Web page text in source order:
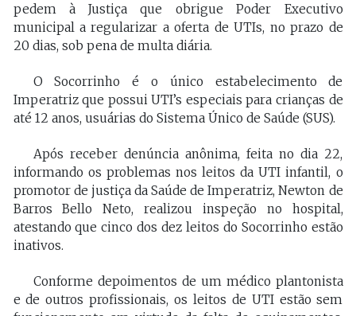
pedem à Justiça que obrigue Poder Executivo
municipal a regularizar a oferta de UTIs, no prazo de
20 dias, sob pena de multa diária.
O Socorrinho é o único estabelecimento de
Imperatriz que possui UTI’s especiais para crianças de
até 12 anos, usuárias do Sistema Único de Saúde (SUS).
Após receber denúncia anônima, feita no dia 22,
informando os problemas nos leitos da UTI infantil, o
promotor de justiça da Saúde de Imperatriz, Newton de
Barros Bello Neto, realizou inspeção no hospital,
atestando que cinco dos dez leitos do Socorrinho estão
inativos.
Conforme depoimentos de um médico plantonista
e de outros profissionais, os leitos de UTI estão sem